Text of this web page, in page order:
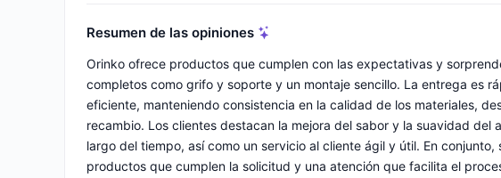
Resumen de las opiniones
Orinko ofrece productos que cumplen con las expectativas y
completos como grifo y soporte y un montaje sencillo. La entrega es
eficiente, manteniendo consistencia en la calidad de los materiales,
recambio. Los clientes destacan la mejora del sabor y la suavidad del
largo del tiempo, así como un servicio al cliente ágil y útil. En
productos que cumplen la solicitud y una atención que facilita el